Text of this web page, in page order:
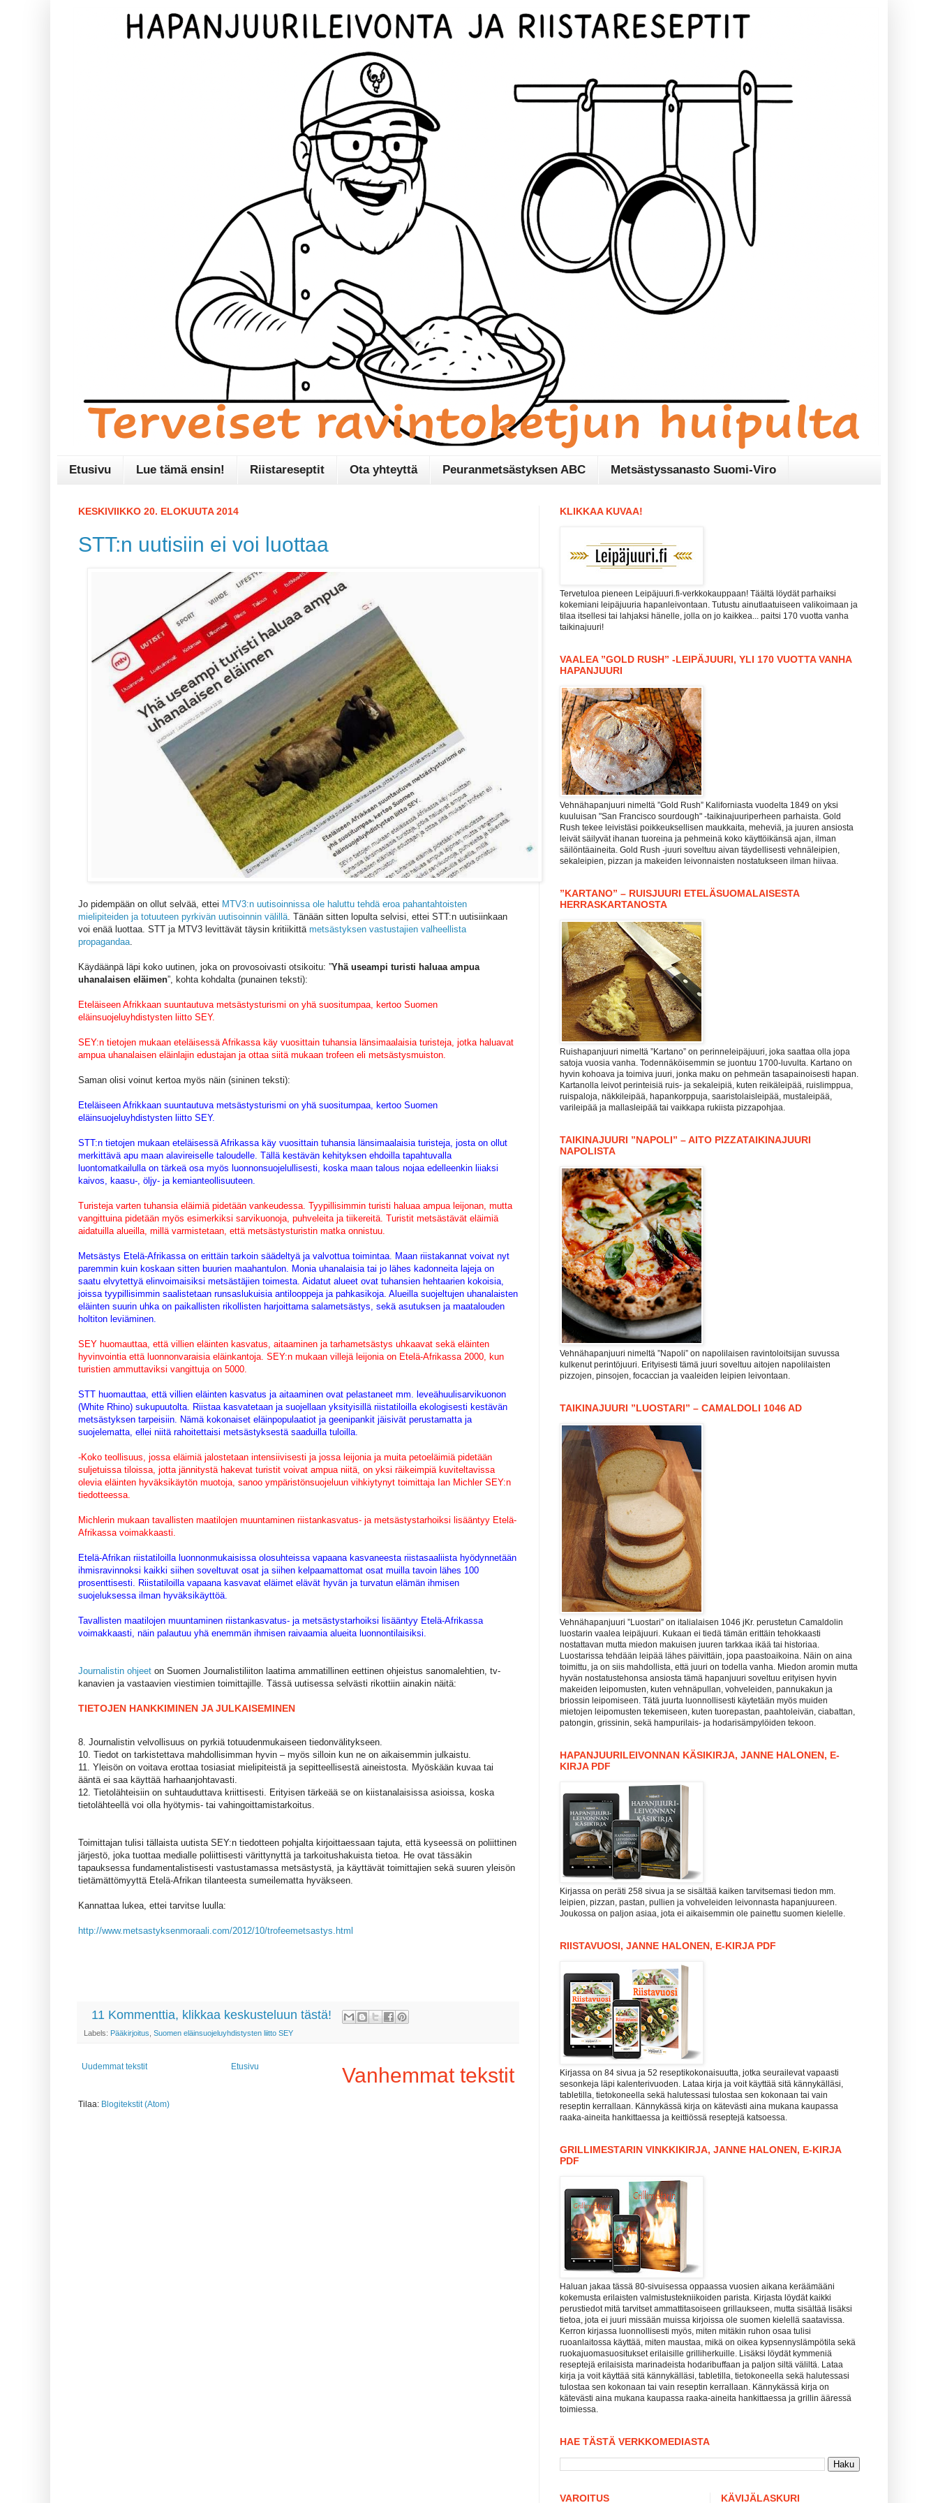
Etusivu Lue tämä ensin! Riistareseptit Ota yhteyttä Peuranmetsästyksen ABC Metsästyssanasto Suomi-Viro
KESKIVIIKKO 20. ELOKUUTA 2014
STT:n uutisiin ei voi luottaa
Jo pidempään on ollut selvää, ettei MTV3:n uutisoinnissa ole haluttu tehdä eroa pahantahtoisten
mielipiteiden ja totuuteen pyrkivän uutisoinnin välillä. Tänään sitten lopulta selvisi, ettei STT:n uutisiinkaan
voi enää luottaa. STT ja MTV3 levittävät täysin kritiikittä metsästyksen vastustajien valheellista
propagandaa.
Käydäänpä läpi koko uutinen, joka on provosoivasti otsikoitu: ”Yhä useampi turisti haluaa ampua
uhanalaisen eläimen”, kohta kohdalta (punainen teksti):
Eteläiseen Afrikkaan suuntautuva metsästysturismi on yhä suositumpaa, kertoo Suomen
eläinsuojeluyhdistysten liitto SEY.
SEY:n tietojen mukaan eteläisessä Afrikassa käy vuosittain tuhansia länsimaalaisia turisteja, jotka haluavat
ampua uhanalaisen eläinlajin edustajan ja ottaa siitä mukaan trofeen eli metsästysmuiston.
Saman olisi voinut kertoa myös näin (sininen teksti):
Eteläiseen Afrikkaan suuntautuva metsästysturismi on yhä suositumpaa, kertoo Suomen
eläinsuojeluyhdistysten liitto SEY.
STT:n tietojen mukaan eteläisessä Afrikassa käy vuosittain tuhansia länsimaalaisia turisteja, josta on ollut
merkittävä apu maan alavireiselle taloudelle. Tällä kestävän kehityksen ehdoilla tapahtuvalla
luontomatkailulla on tärkeä osa myös luonnonsuojelullisesti, koska maan talous nojaa edelleenkin liiaksi
kaivos, kaasu-, öljy- ja kemianteollisuuteen.
Turisteja varten tuhansia eläimiä pidetään vankeudessa. Tyypillisimmin turisti haluaa ampua leijonan, mutta
vangittuina pidetään myös esimerkiksi sarvikuonoja, puhveleita ja tiikereitä. Turistit metsästävät eläimiä
aidatuilla alueilla, millä varmistetaan, että metsästysturistin matka onnistuu.
Metsästys Etelä-Afrikassa on erittäin tarkoin säädeltyä ja valvottua toimintaa. Maan riistakannat voivat nyt
paremmin kuin koskaan sitten buurien maahantulon. Monia uhanalaisia tai jo lähes kadonneita lajeja on
saatu elvytettyä elinvoimaisiksi metsästäjien toimesta. Aidatut alueet ovat tuhansien hehtaarien kokoisia,
joissa tyypillisimmin saalistetaan runsaslukuisia antilooppeja ja pahkasikoja. Alueilla suojeltujen uhanalaisten
eläinten suurin uhka on paikallisten rikollisten harjoittama salametsästys, sekä asutuksen ja maatalouden
holtiton leviäminen.
SEY huomauttaa, että villien eläinten kasvatus, aitaaminen ja tarhametsästys uhkaavat sekä eläinten
hyvinvointia että luonnonvaraisia eläinkantoja. SEY:n mukaan villejä leijonia on Etelä-Afrikassa 2000, kun
turistien ammuttaviksi vangittuja on 5000.
STT huomauttaa, että villien eläinten kasvatus ja aitaaminen ovat pelastaneet mm. leveähuulisarvikuonon
(White Rhino) sukupuutolta. Riistaa kasvatetaan ja suojellaan yksityisillä riistatiloilla ekologisesti kestävän
metsästyksen tarpeisiin. Nämä kokonaiset eläinpopulaatiot ja geenipankit jäisivät perustamatta ja
suojelematta, ellei niitä rahoitettaisi metsästyksestä saaduilla tuloilla.
-Koko teollisuus, jossa eläimiä jalostetaan intensiivisesti ja jossa leijonia ja muita petoeläimiä pidetään
suljetuissa tiloissa, jotta jännitystä hakevat turistit voivat ampua niitä, on yksi räikeimpiä kuviteltavissa
olevia eläinten hyväksikäytön muotoja, sanoo ympäristönsuojeluun vihkiytynyt toimittaja Ian Michler SEY:n
tiedotteessa.
Michlerin mukaan tavallisten maatilojen muuntaminen riistankasvatus- ja metsästystarhoiksi lisääntyy Etelä-
Afrikassa voimakkaasti.
Etelä-Afrikan riistatiloilla luonnonmukaisissa olosuhteissa vapaana kasvaneesta riistasaaliista hyödynnetään
ihmisravinnoksi kaikki siihen soveltuvat osat ja siihen kelpaamattomat osat muilla tavoin lähes 100
prosenttisesti. Riistatiloilla vapaana kasvavat eläimet elävät hyvän ja turvatun elämän ihmisen
suojeluksessa ilman hyväksikäyttöä.
Tavallisten maatilojen muuntaminen riistankasvatus- ja metsästystarhoiksi lisääntyy Etelä-Afrikassa
voimakkaasti, näin palautuu yhä enemmän ihmisen raivaamia alueita luonnontilaisiksi.
Journalistin ohjeet on Suomen Journalistiliiton laatima ammatillinen eettinen ohjeistus sanomalehtien, tv-
kanavien ja vastaavien viestimien toimittajille. Tässä uutisessa selvästi rikottiin ainakin näitä:
TIETOJEN HANKKIMINEN JA JULKAISEMINEN
8. Journalistin velvollisuus on pyrkiä totuudenmukaiseen tiedonvälitykseen.
10. Tiedot on tarkistettava mahdollisimman hyvin – myös silloin kun ne on aikaisemmin julkaistu.
11. Yleisön on voitava erottaa tosiasiat mielipiteistä ja sepitteellisestä aineistosta. Myöskään kuvaa tai
ääntä ei saa käyttää harhaanjohtavasti.
12. Tietolähteisiin on suhtauduttava kriittisesti. Erityisen tärkeää se on kiistanalaisissa asioissa, koska
tietolähteellä voi olla hyötymis- tai vahingoittamistarkoitus.
Toimittajan tulisi tällaista uutista SEY:n tiedotteen pohjalta kirjoittaessaan tajuta, että kyseessä on poliittinen
järjestö, joka tuottaa medialle poliittisesti värittynyttä ja tarkoitushakuista tietoa. He ovat tässäkin
tapauksessa fundamentalistisesti vastustamassa metsästystä, ja käyttävät toimittajien sekä suuren yleisön
tietämättömyyttä Etelä-Afrikan tilanteesta sumeilematta hyväkseen.
Kannattaa lukea, ettei tarvitse luulla:
http://www.metsastyksenmoraali.com/2012/10/trofeemetsastys.html
11 Kommenttia, klikkaa keskusteluun tästä!
Labels: Pääkirjoitus Suomen eläinsuojeluyhdistysten liitto SEY
Uudemmat tekstit Vanhemmat tekstit
Etusivu
Tilaa: Blogitekstit (Atom)
KLIKKAA KUVAA!
Tervetuloa pieneen Leipäjuuri.fi-verkkokauppaan! Täältä löydät parhaiksi
kokemiani leipäjuuria hapanleivontaan. Tutustu ainutlaatuiseen valikoimaan ja
tilaa itsellesi tai lahjaksi hänelle, jolla on jo kaikkea... paitsi 170 vuotta vanha
taikinajuuri!
VAALEA ”GOLD RUSH” -LEIPÄJUURI, YLI 170 VUOTTA VANHA
HAPANJUURI
Vehnähapanjuuri nimeltä ”Gold Rush” Kaliforniasta vuodelta 1849 on yksi
kuuluisan "San Francisco sourdough" -taikinajuuriperheen parhaista. Gold
Rush tekee leivistäsi poikkeuksellisen maukkaita, meheviä, ja juuren ansiosta
leivät säilyvät ihanan tuoreina ja pehmeinä koko käyttöikänsä ajan, ilman
säilöntäaineita. Gold Rush -juuri soveltuu aivan täydellisesti vehnäleipien,
sekaleipien, pizzan ja makeiden leivonnaisten nostatukseen ilman hiivaa.
”KARTANO” – RUISJUURI ETELÄSUOMALAISESTA
HERRASKARTANOSTA
Ruishapanjuuri nimeltä ”Kartano” on perinneleipäjuuri, joka saattaa olla jopa
satoja vuosia vanha. Todennäköisemmin se juontuu 1700-luvulta. Kartano on
hyvin kohoava ja toimiva juuri, jonka maku on pehmeän tasapainoisesti hapan.
Kartanolla leivot perinteisiä ruis- ja sekaleipiä, kuten reikäleipää, ruislimppua,
ruispaloja, näkkileipää, hapankorppuja, saaristolaisleipää, mustaleipää,
varileipää ja mallasleipää tai vaikkapa rukiista pizzapohjaa.
TAIKINAJUURI ”NAPOLI” – AITO PIZZATAIKINAJUURI
NAPOLISTA
Vehnähapanjuuri nimeltä ”Napoli” on napolilaisen ravintoloitsijan suvussa
kulkenut perintöjuuri. Erityisesti tämä juuri soveltuu aitojen napolilaisten
pizzojen, pinsojen, focaccian ja vaaleiden leipien leivontaan.
TAIKINAJUURI ”LUOSTARI” – CAMALDOLI 1046 AD
Vehnähapanjuuri ”Luostari” on italialaisen 1046 jKr. perustetun Camaldolin
luostarin vaalea leipäjuuri. Kukaan ei tiedä tämän erittäin tehokkaasti
nostattavan mutta miedon makuisen juuren tarkkaa ikää tai historiaa.
Luostarissa tehdään leipää lähes päivittäin, jopa paastoaikoina. Näin on aina
toimittu, ja on siis mahdollista, että juuri on todella vanha. Miedon aromin mutta
hyvän nostatustehonsa ansiosta tämä hapanjuuri soveltuu erityisen hyvin
makeiden leipomusten, kuten vehnäpullan, vohveleiden, pannukakun ja
briossin leipomiseen. Tätä juurta luonnollisesti käytetään myös muiden
mietojen leipomusten tekemiseen, kuten tuorepastan, paahtoleivän, ciabattan,
patongin, grissinin, sekä hampurilais- ja hodarisämpylöiden tekoon.
HAPANJUURILEIVONNAN KÄSIKIRJA, JANNE HALONEN, E-
KIRJA PDF
Kirjassa on peräti 258 sivua ja se sisältää kaiken tarvitsemasi tiedon mm.
leipien, pizzan, pastan, pullien ja vohveleiden leivonnasta hapanjuureen.
Joukossa on paljon asiaa, jota ei aikaisemmin ole painettu suomen kielelle.
RIISTAVUOSI, JANNE HALONEN, E-KIRJA PDF
Kirjassa on 84 sivua ja 52 reseptikokonaisuutta, jotka seurailevat vapaasti
sesonkeja läpi kalenterivuoden. Lataa kirja ja voit käyttää sitä kännykälläsi,
tabletilla, tietokoneella sekä halutessasi tulostaa sen kokonaan tai vain
reseptin kerrallaan. Kännykässä kirja on kätevästi aina mukana kaupassa
raaka-aineita hankittaessa ja keittiössä reseptejä katsoessa.
GRILLIMESTARIN VINKKIKIRJA, JANNE HALONEN, E-KIRJA
PDF
Haluan jakaa tässä 80-sivuisessa oppaassa vuosien aikana keräämääni
kokemusta erilaisten valmistustekniikoiden parista. Kirjasta löydät kaikki
perustiedot mitä tarvitset ammattitasoiseen grillaukseen, mutta sisältää lisäksi
tietoa, jota ei juuri missään muissa kirjoissa ole suomen kielellä saatavissa.
Kerron kirjassa luonnollisesti myös, miten mitäkin ruhon osaa tulisi
ruoanlaitossa käyttää, miten maustaa, mikä on oikea kypsennyslämpötila sekä
ruokajuomasuositukset erilaisille grilliherkuille. Lisäksi löydät kymmeniä
reseptejä erilaisista marinadeista hodaribuffaan ja paljon siltä väliltä. Lataa
kirja ja voit käyttää sitä kännykälläsi, tabletilla, tietokoneella sekä halutessasi
tulostaa sen kokonaan tai vain reseptin kerrallaan. Kännykässä kirja on
kätevästi aina mukana kaupassa raaka-aineita hankittaessa ja grillin ääressä
toimiessa.
HAE TÄSTÄ VERKKOMEDIASTA
VAROITUS KÄVIJÄLASKURI